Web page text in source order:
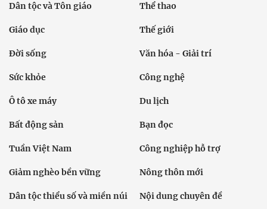
Dân tộc và Tôn giáo Thể thao
Giáo dục Thế giới
Đời sống Văn hóa - Giải trí
Sức khỏe Công nghệ
Ô tô xe máy Du lịch
Bất động sản Bạn đọc
Tuần Việt Nam Công nghiệp hỗ trợ
Giảm nghèo bền vững Nông thôn mới
Dân tộc thiểu số và miền núi Nội dung chuyên đề